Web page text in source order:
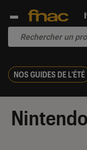
NOS GUIDES DE L'ÉTÉ